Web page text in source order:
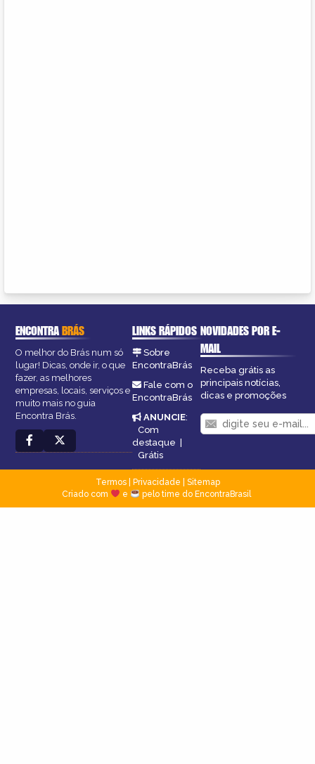
ENCONTRABRÁS
O melhor do Brás num só
lugar! Dicas, onde ir, o que
fazer, as melhores
empresas, locais, serviços e
muito mais no guia
Encontra Brás.
LINKS RÁPIDOS
Sobre
EncontraBrás
Fale com o
EncontraBrás
ANUNCIE:
Com
destaque |
Grátis
NOVIDADES POR E-
MAIL
Receba grátis as
principais notícias,
dicas e promoções
Termos| Privacidade
Sitemap
Criado com
e pelo time do EncontraBrasil